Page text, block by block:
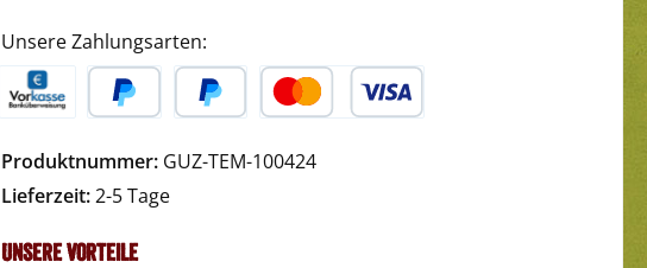
Unsere Zahlungsarten:
Produktnummer: GUZ-TEM-100424
Lieferzeit:2-5 Tage
Unsere Vorteile